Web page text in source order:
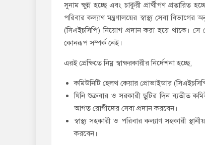
সুনাম ক্ষুন্ন হচ্ছে এবং চাকুরী প্রার্থীগণ প্রতারিত
পরিবার কল্যাণ মন্ত্রণালয়ের স্বাস্থ্য সেবা
(সিএইচসিপি) নিয়োগ প্রদান করা হয়ে থাকে। সে
কোনরূপ সম্পর্ক নেই।
এরই প্রেক্ষিতে নিম্ন স্বাক্ষরকারীর নির্দেশনা হচ্ছে,
কমিউনিটি হেলথ কেয়ার প্রোভাইডার
যিনি শুক্রবার ও সরকারী ছুটির দিন ব্যতীত
আগত রোগীদের সেবা প্রদান করবেন।
স্বাস্থ্য সহকারী ও পরিবার কল্যাণ সহকারী
করবেন।